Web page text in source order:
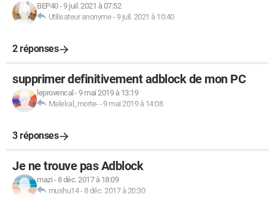
BEP40-9 juil. 2021 à 07:52
Utilisateur anonyme-9 juil. 2021 à 10:40
2 réponses
supprimer definitivement adblock de mon PC
leprovencal -9 mai 2019 à 13:19
Malekal_morte--9 mai 2019 à 14:08
3 réponses
Je ne trouve pas Adblock
mazi -8 déc. 2017 à 18:09
mushu14- 8 déc. 2017 à 20:30